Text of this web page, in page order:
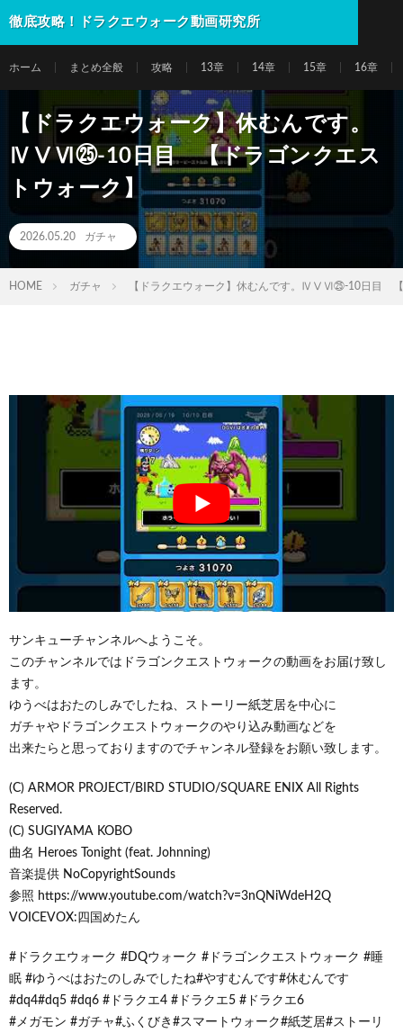
徹底攻略！ドラクエウォーク動画研究所
ホーム まとめ全般 攻略 13章 14章 15章 16章
【ドラクエウォーク】休むんです。
ⅣⅤⅥ㉕-10日目 【ドラゴンクエス
トウォーク】
2026.05.20 ガチャ
HOME ガチャ 【ドラクエウォーク】休むんです。ⅣⅤⅥ㉕-10日目 【
サンキューチャンネルへようこそ。
このチャンネルではドラゴンクエストウォークの動画をお届け致し
ます。
ゆうべはおたのしみでしたね、ストーリー紙芝居を中心に
ガチャやドラゴンクエストウォークのやり込み動画などを
出来たらと思っておりますのでチャンネル登録をお願い致します。
(C) ARMOR PROJECT/BIRD STUDIO/SQUARE ENIX All Rights
Reserved.
(C) SUGIYAMA KOBO
曲名 Heroes Tonight (feat. Johnning)
音楽提供 NoCopyrightSounds
参照 https://www.youtube.com/watch?v=3nQNiWdeH2Q
VOICEVOX:四国めたん
#ドラクエウォーク #DQウォーク #ドラゴンクエストウォーク #睡
眠 #ゆうべはおたのしみでしたね#やすむんです#休むんです
#dq4#dq5 #dq6 #ドラクエ4 #ドラクエ5 #ドラクエ6
#メガモン #ガチャ#ふくびき#スマートウォーク#紙芝居#ストーリ